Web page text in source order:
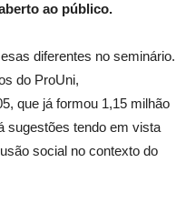
ao público.
diferentes no seminário.
do ProUni,
que já formou 1,15 milhão
sugestões tendo em vista
social no contexto do